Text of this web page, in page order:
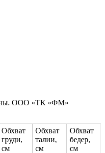
ООО «ТК «ФМ»
Обхват
груди,
см
Обхват
талии,
см
Обхват
бедер,
см